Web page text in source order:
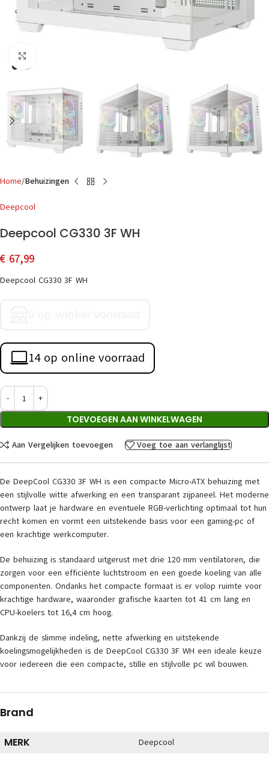
Home Behuizingen
Deepcool
Deepcool CG330 3F WH
€ 67,99
Deepcool CG330 3F WH
14 op online voorraad
TOEVOEGEN AAN WINKELWAGEN
Aan Vergelijken toevoegen Voeg toe aan verlanglijst
De DeepCool CG330 3F WH is een compacte Micro-ATX behuizing met
een stijlvolle witte afwerking en een transparant zijpaneel. Het moderne
ontwerp laat je hardware en eventuele RGB-verlichting optimaal tot hun
recht komen en vormt een uitstekende basis voor een gaming-pc of
een krachtige werkcomputer.
De behuizing is standaard uitgerust met drie 120 mm ventilatoren, die
zorgen voor een efficiënte luchtstroom en een goede koeling van alle
componenten. Ondanks het compacte formaat is er volop ruimte voor
krachtige hardware, waaronder grafische kaarten tot 41 cm lang en
CPU-koelers tot 16,4 cm hoog.
Dankzij de slimme indeling, nette afwerking en uitstekende
koelingsmogelijkheden is de DeepCool CG330 3F WH een ideale keuze
voor iedereen die een compacte, stille en stijlvolle pc wil bouwen.
Brand
MERK Deepcool